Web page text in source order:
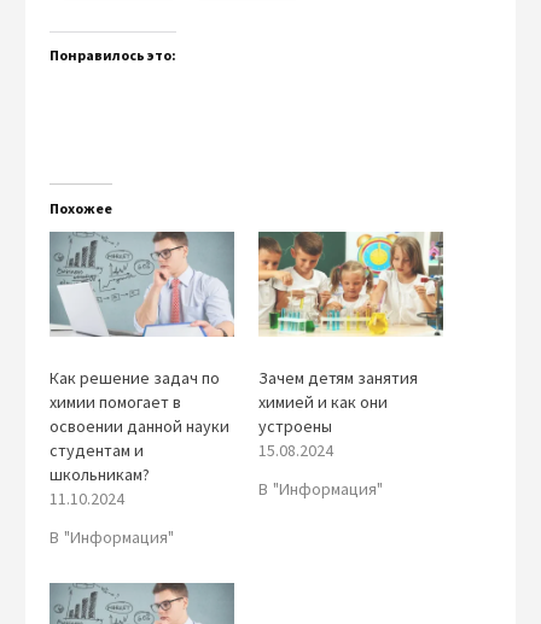
Понравилось это:
Похожее
Как решение задач по
химии помогает в
освоении данной науки
студентам и
школьникам?
11.10.2024
В "Информация"
Зачем детям занятия
химией и как они
устроены
15.08.2024
В "Информация"